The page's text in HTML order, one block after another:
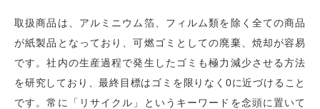
取扱商品は、アルミニウム箔、フィルム類を除く全ての商品
が紙製品となっており、可燃ゴミとしての廃棄、焼却が容易
です。社内の生産過程で発生したゴミも極力減少させる方法
を研究しており、最終目標はゴミを限りなく0に近づけること
です。常に「リサイクル」というキーワードを念頭に置いて